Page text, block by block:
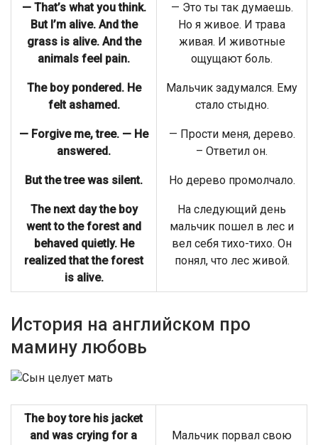
— That’s what you think.
But I’m alive. And the
grass is alive. And the
animals feel pain.
The boy pondered. He
felt ashamed.
— Forgive me, tree. — He
answered.
But the tree was silent.
The next day the boy
went to the forest and
behaved quietly. He
realized that the forest
is alive.
— Это ты так думаешь.
Но я живое. И трава
живая. И животные
ощущают боль.
Мальчик задумался. Ему
стало стыдно.
— Прости меня, дерево.
– Ответил он.
Но дерево промолчало.
На следующий день
мальчик пошел в лес и
вел себя тихо-тихо. Он
понял, что лес живой.
История на английском про
мамину любовь
The boy tore his jacket
and was crying for a
Мальчик порвал свою